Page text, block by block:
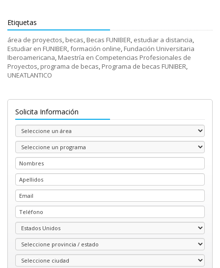
Etiquetas
área de proyectos becas Becas FUNIBER estudiar a distancia
Estudiar en FUNIBER formación online Fundación Universitaria
Iberoamericana Maestría en Competencias Profesionales de
Proyectos programa de becas Programa de becas FUNIBER
UNEATLANTICO
Solicita Información